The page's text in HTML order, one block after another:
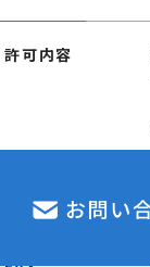
許可内容
TEL